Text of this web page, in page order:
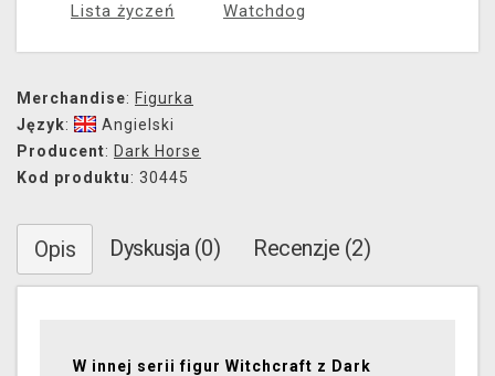
Lista życzeń Watchdog
Merchandise: Figurka
Język:
Angielski
Producent: Dark Horse
Kod produktu: 30445
Opis Dyskusja (0) Recenzje (2)
W innej serii figur Witchcraft z Dark